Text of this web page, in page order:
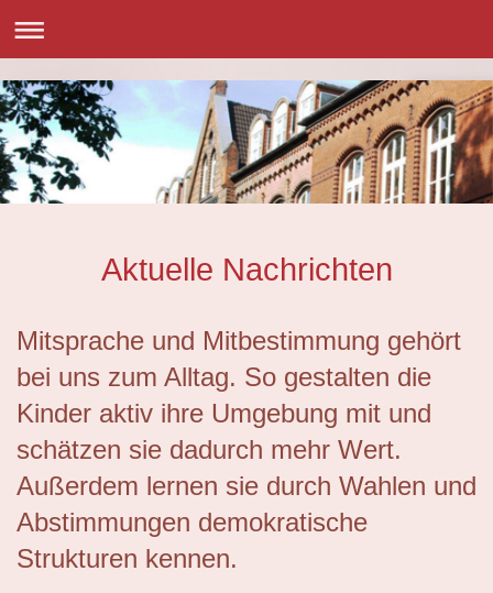
Aktuelle Nachrichten
Mitsprache und Mitbestimmung gehört
bei uns zum Alltag. So gestalten die
Kinder aktiv ihre Umgebung mit und
schätzen sie dadurch mehr Wert.
Außerdem lernen sie durch Wahlen und
Abstimmungen demokratische
Strukturen kennen.